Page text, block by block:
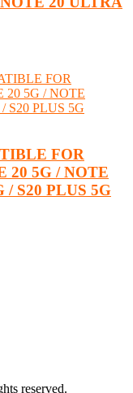
FOR
20 5G / NOTE
/ S20 PLUS 5G
reserved.